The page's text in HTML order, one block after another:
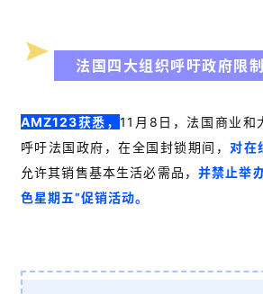
法国四大组织呼吁政府限
AMZ123获悉，11月8日，法国商业和
呼吁法国政府，在全国封锁期间， 对在
允许其销售基本生活必需品， 并禁止举
色星期五”促销活动。